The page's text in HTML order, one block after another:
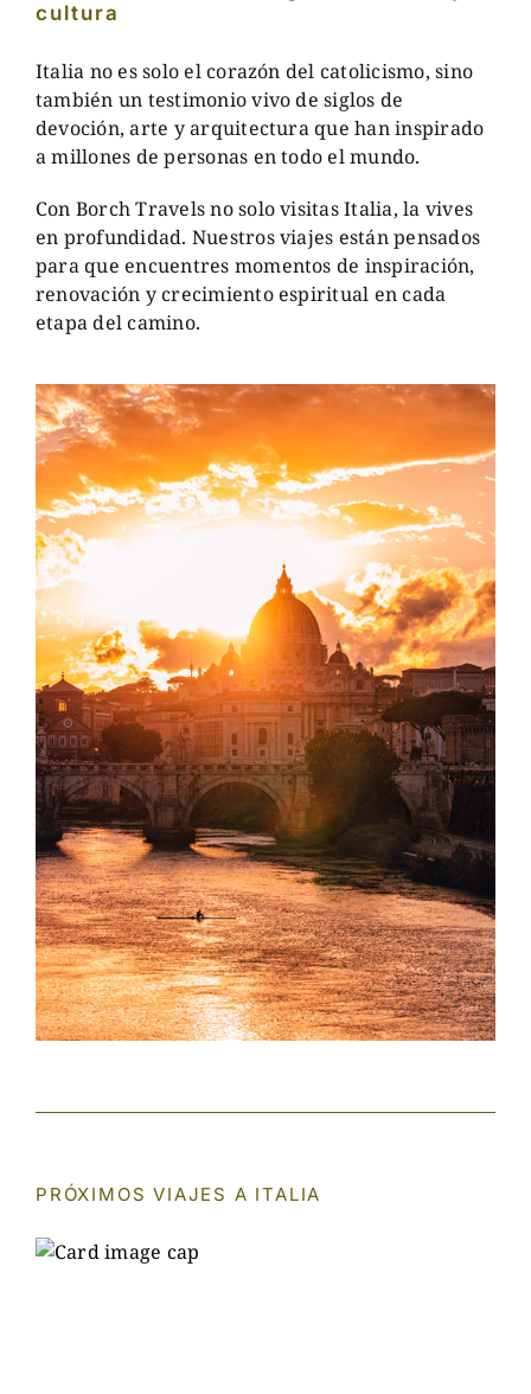
cultura
Italia no es solo el corazón del catolicismo, sino
también un testimonio vivo de siglos de
devoción, arte y arquitectura que han inspirado
a millones de personas en todo el mundo.
Con Borch Travels no solo visitas Italia, la vives
en profundidad. Nuestros viajes están pensados
para que encuentres momentos de inspiración,
renovación y crecimiento espiritual en cada
etapa del camino.
PRÓXIMOS VIAJES A ITALIA